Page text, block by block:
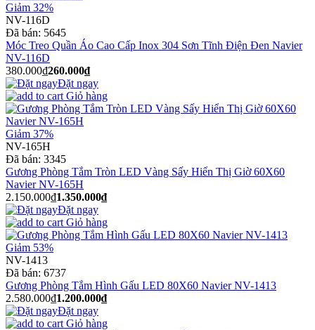
Giảm 32%
NV-116D
Đã bán: 5645
Móc Treo Quần Áo Cao Cấp Inox 304 Sơn Tĩnh Điện Đen Navier
NV-116D
380.000₫260.000₫
Đặt ngay
Giỏ hàng
Giảm 37%
NV-165H
Đã bán: 3345
Gương Phòng Tắm Tròn LED Vàng Sấy Hiển Thị Giờ 60X60
Navier NV-165H
2.150.000₫1.350.000₫
Đặt ngay
Giỏ hàng
Giảm 53%
NV-1413
Đã bán: 6737
Gương Phòng Tắm Hình Gấu LED 80X60 Navier NV-1413
2.580.000₫1.200.000₫
Đặt ngay
Giỏ hàng